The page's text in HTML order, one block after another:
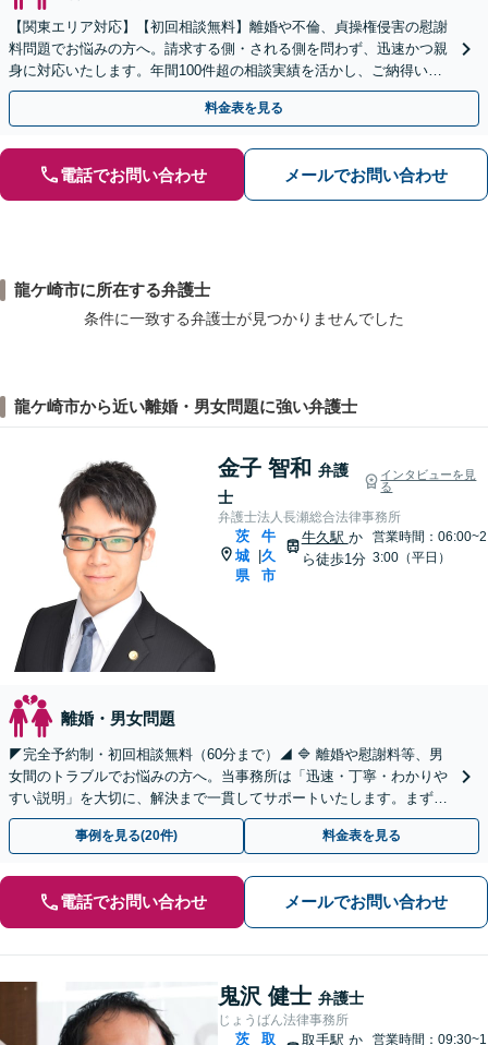
【関東エリア対応】【初回相談無料】離婚や不倫、貞操権侵害の慰謝
料問題でお悩みの方へ。請求する側・される側を問わず、迅速かつ親
身に対応いたします。年間100件超の相談実績を活かし、ご納得いた
だける解決を目指します。【時間外・Web相談も可】
料金表を見る
電話でお問い合わせ メールでお問い合わせ
龍ケ崎市に所在する弁護士
条件に一致する弁護士が見つかりませんでした
龍ケ崎市から近い離婚・男女問題に強い弁護士
金子 智和 弁護
士
インタビューを見
る
弁護士法人長瀬総合法律事務所
茨
城
県
牛
久
市
牛久駅 か
ら徒歩1分
営業時間：06:00~2
3:00（平日）
離婚・男女問題
◤完全予約制・初回相談無料（60分まで）◢ 🔷 離婚や慰謝料等、男
女間のトラブルでお悩みの方へ。当事務所は「迅速・丁寧・わかりや
すい説明」を大切に、解決まで一貫してサポートいたします。まずは
一人で悩まず、お気軽にご相談ください。
事例を見る(20件) 料金表を見る
電話でお問い合わせ メールでお問い合わせ
鬼沢 健士 弁護士
じょうばん法律事務所
茨
取
取手駅 か
営業時間：09:30~1